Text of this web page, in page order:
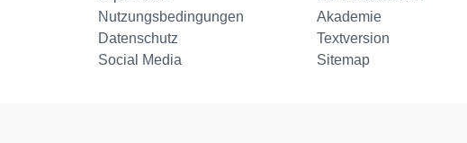
Nutzungsbedingungen
Akademie
Datenschutz
Textversion
Social Media
Sitemap